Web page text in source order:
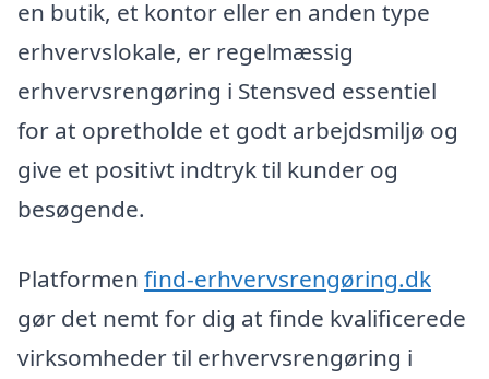
en butik, et kontor eller en anden type
erhvervslokale, er regelmæssig
erhvervsrengøring i Stensved essentiel
for at opretholde et godt arbejdsmiljø og
give et positivt indtryk til kunder og
besøgende.
Platformen find-erhvervsrengøring.dk
gør det nemt for dig at finde kvalificerede
virksomheder til erhvervsrengøring i